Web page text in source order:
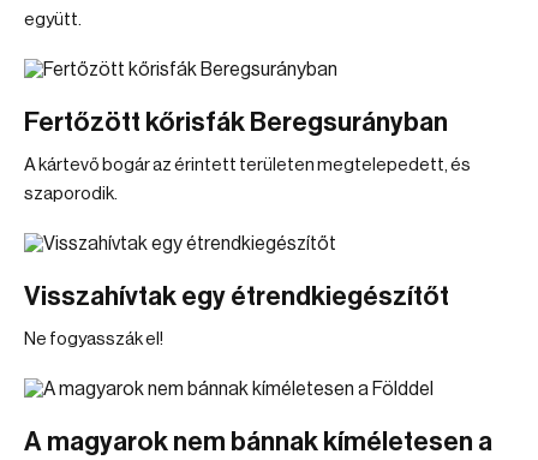
együtt.
Fertőzött kőrisfák Beregsurányban
A kártevő bogár az érintett területen megtelepedett, és
szaporodik.
Visszahívtak egy étrendkiegészítőt
Ne fogyasszák el!
A magyarok nem bánnak kíméletesen a